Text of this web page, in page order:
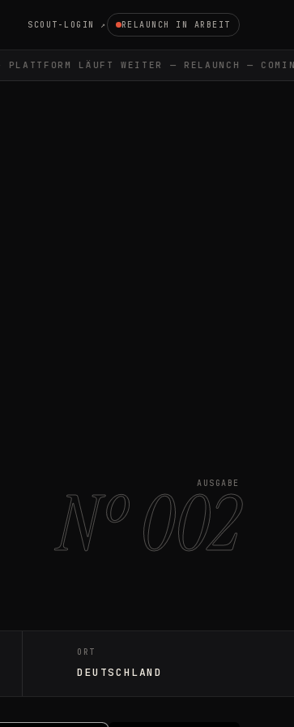
SCOUT-LOGIN ↗ RELAUNCH IN ARBEIT
LÄUFT WEITER — RELAUNCH —
AUSGABE
Nº 002
ORT
DEUTSCHLAND